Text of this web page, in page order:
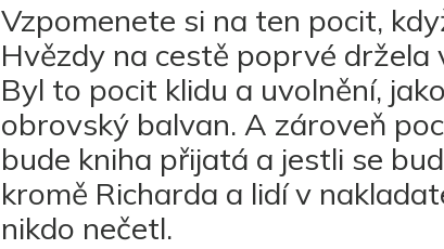
Vzpomenete si na ten pocit,
Hvězdy na cestě poprvé držela
Byl to pocit klidu a uvolnění,
obrovský balvan. A zároveň
bude kniha přijatá a jestli se
kromě Richarda a lidí v
nikdo nečetl.